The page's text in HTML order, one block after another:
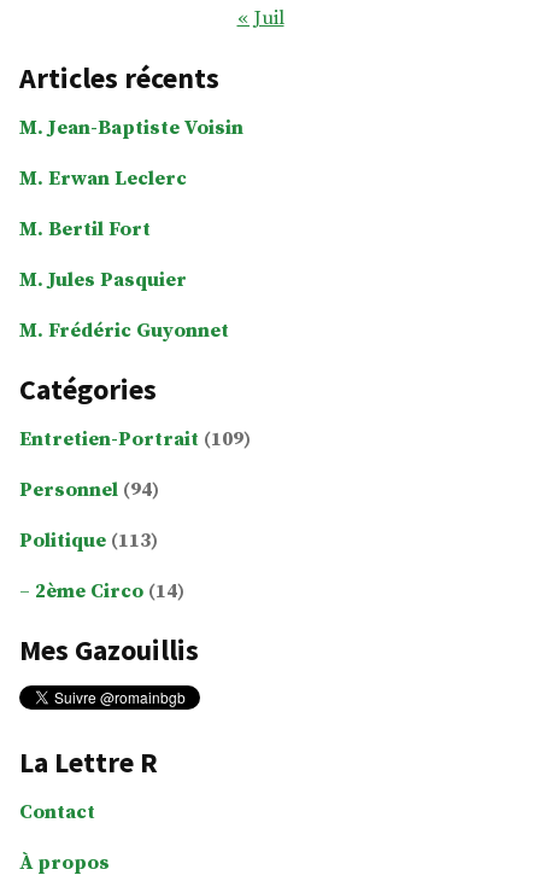
« Juil
Articles récents
M. Jean-Baptiste Voisin
M. Erwan Leclerc
M. Bertil Fort
M. Jules Pasquier
M. Frédéric Guyonnet
Catégories
Entretien-Portrait (109)
Personnel (94)
Politique (113)
2ème Circo (14)
Mes Gazouillis
La Lettre R
Contact
À propos